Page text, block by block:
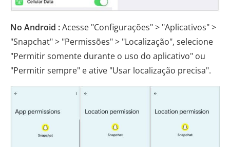
No Android :Acesse "Configurações" > "Aplicativos" >
"Snapchat" > "Permissões" > "Localização", selecione
"Permitir somente durante o uso do aplicativo" ou
"Permitir sempre" e ative "Usar localização precisa".